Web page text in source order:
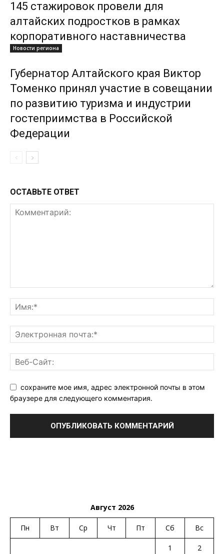
145 стажировок провели для
алтайских подростков в рамках
корпоративного наставничества
Новости региона
Губернатор Алтайского края Виктор
Томенко принял участие в совещании
по развитию туризма и индустрии
гостеприимства в Российской
Федерации
ОСТАВЬТЕ ОТВЕТ
сохраните мое имя, адрес электронной почты в этом
браузере для следующего комментария.
Август 2026
Пн Вт Ср Чт Пт Сб Вс
1
2